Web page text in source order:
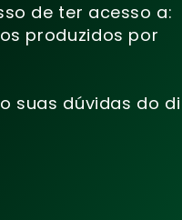
de ter acesso a:
produzidos por
suas dúvidas do